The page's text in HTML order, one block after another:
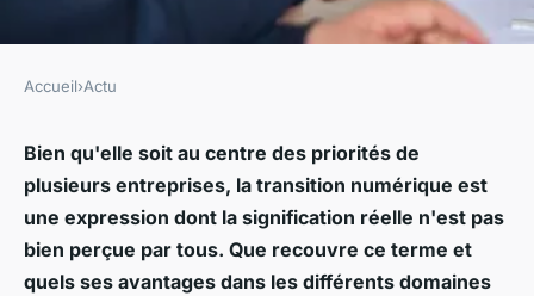
C'est quoi la transition
numérique ?
•26 janvier 2021•2 min de lecture
Accueil›Actu
Bien qu'elle soit au centre des priorités de
plusieurs entreprises, la transition numérique est
une expression dont la signification réelle n'est pas
bien perçue par tous. Que recouvre ce terme et
quels ses avantages dans les différents domaines